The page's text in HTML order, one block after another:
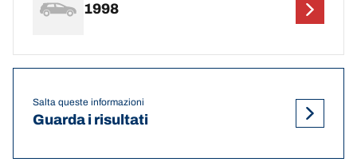
1998
Salta queste informazioni
Guarda i risultati